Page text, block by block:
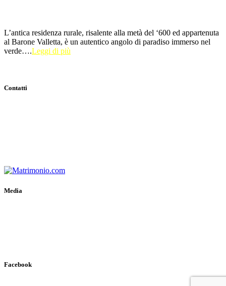
L’antica residenza rurale, risalente alla metà del ‘600 ed appartenuta
al Barone Valletta, è un autentico angolo di paradiso immerso nel
verde….Leggi di più
Contatti
Media
Facebook